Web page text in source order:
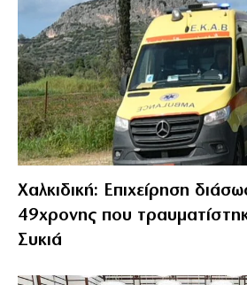
Χαλκιδική: Επιχείρηση
49χρονης που
Συκιά